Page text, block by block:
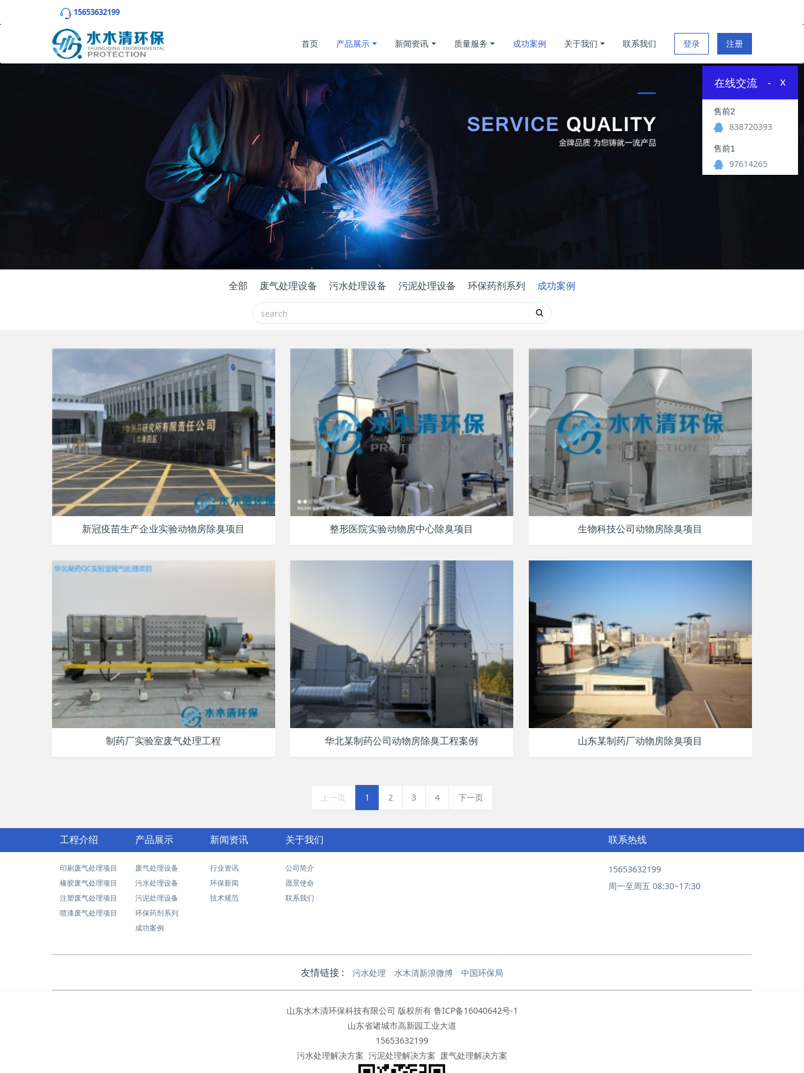
15653632199
登录 注册
首页 产品展示 新闻资讯 质量服务 成功案例 关于我们 联系我们
全部 废气处理设备 污水处理设备 污泥处理设备 环保药剂系列 成功案例
新冠疫苗生产企业实验动物房除臭项目 整形医院实验动物房中心除臭项目 生物科技公司动物房除臭项目
制药厂实验室废气处理工程 华北某制药公司动物房除臭工程案例 山东某制药厂动物房除臭项目
上一页 1 2 3 4 下一页
工程介绍
印刷废气处理项目
橡胶废气处理项目
注塑废气处理项目
喷漆废气处理项目
产品展示
废气处理设备
污水处理设备
污泥处理设备
环保药剂系列
成功案例
新闻资讯
行业资讯
环保新闻
技术规范
关于我们
公司简介
愿景使命
联系我们
联系热线
15653632199
周一至周五 08:30~17:30
友情链接 : 污水处理 水木清新浪微博 中国环保局
山东水木清环保科技有限公司 版权所有 鲁ICP备16040642号-1
山东省诸城市高新园工业大道
15653632199
污水处理解决方案 污泥处理解决方案 废气处理解决方案
在线交流 x
-
售前2
838720393
售前1
97614265